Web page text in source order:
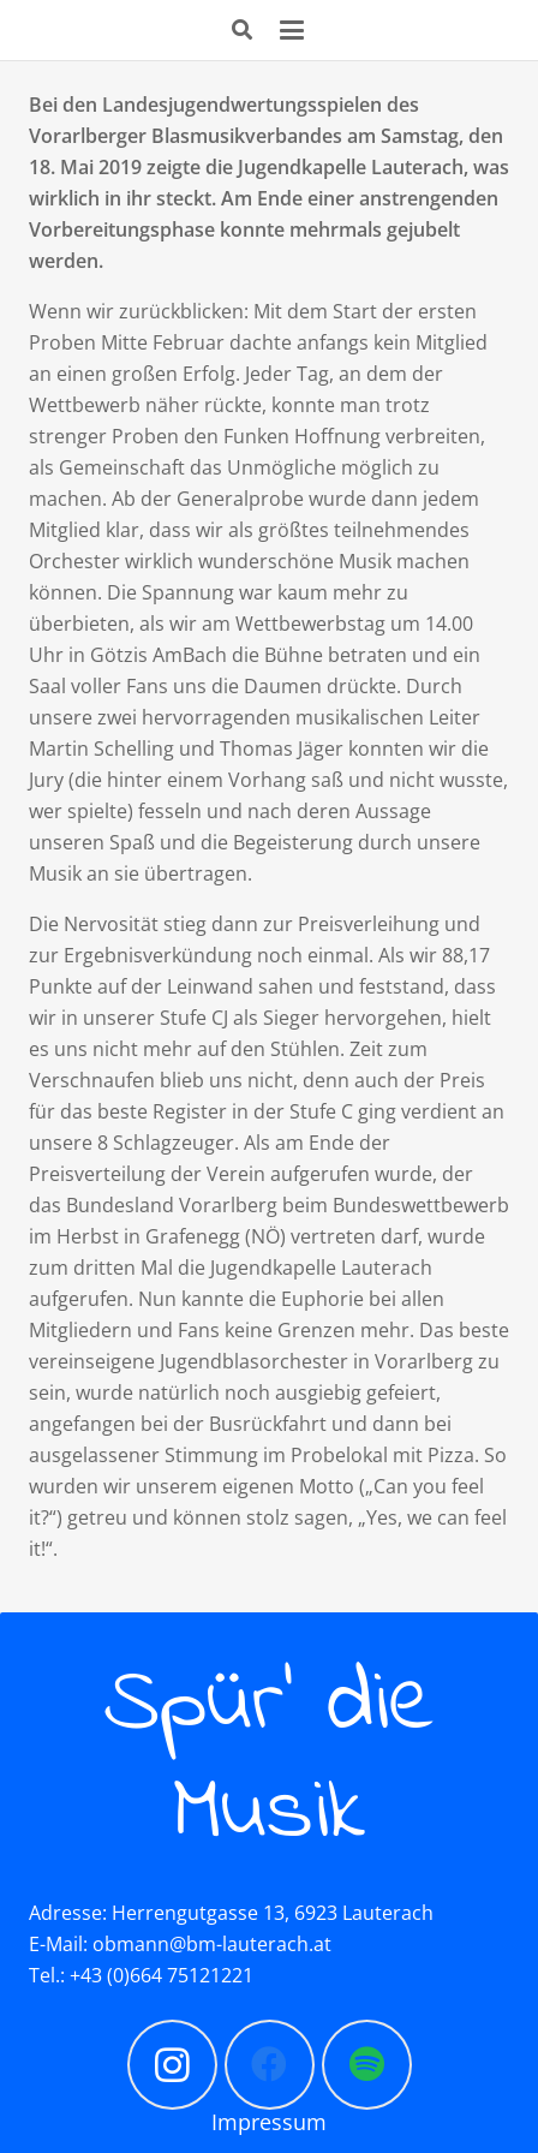
Bei den Landesjugendwertungsspielen des
Vorarlberger Blasmusikverbandes am Samstag, den
18. Mai 2019 zeigte die Jugendkapelle Lauterach, was
wirklich in ihr steckt. Am Ende einer anstrengenden
Vorbereitungsphase konnte mehrmals gejubelt
werden.
Wenn wir zurückblicken: Mit dem Start der ersten
Proben Mitte Februar dachte anfangs kein Mitglied
an einen großen Erfolg. Jeder Tag, an dem der
Wettbewerb näher rückte, konnte man trotz
strenger Proben den Funken Hoffnung verbreiten,
als Gemeinschaft das Unmögliche möglich zu
machen. Ab der Generalprobe wurde dann jedem
Mitglied klar, dass wir als größtes teilnehmendes
Orchester wirklich wunderschöne Musik machen
können. Die Spannung war kaum mehr zu
überbieten, als wir am Wettbewerbstag um 14.00
Uhr in Götzis AmBach die Bühne betraten und ein
Saal voller Fans uns die Daumen drückte. Durch
unsere zwei hervorragenden musikalischen Leiter
Martin Schelling und Thomas Jäger konnten wir die
Jury (die hinter einem Vorhang saß und nicht wusste,
wer spielte) fesseln und nach deren Aussage
unseren Spaß und die Begeisterung durch unsere
Musik an sie übertragen.
Die Nervosität stieg dann zur Preisverleihung und
zur Ergebnisverkündung noch einmal. Als wir 88,17
Punkte auf der Leinwand sahen und feststand, dass
wir in unserer Stufe CJ als Sieger hervorgehen, hielt
es uns nicht mehr auf den Stühlen. Zeit zum
Verschnaufen blieb uns nicht, denn auch der Preis
für das beste Register in der Stufe C ging verdient an
unsere 8 Schlagzeuger. Als am Ende der
Preisverteilung der Verein aufgerufen wurde, der
das Bundesland Vorarlberg beim Bundeswettbewerb
im Herbst in Grafenegg (NÖ) vertreten darf, wurde
zum dritten Mal die Jugendkapelle Lauterach
aufgerufen. Nun kannte die Euphorie bei allen
Mitgliedern und Fans keine Grenzen mehr. Das beste
vereinseigene Jugendblasorchester in Vorarlberg zu
sein, wurde natürlich noch ausgiebig gefeiert,
angefangen bei der Busrückfahrt und dann bei
ausgelassener Stimmung im Probelokal mit Pizza. So
wurden wir unserem eigenen Motto („Can you feel
it?“) getreu und können stolz sagen, „Yes, we can feel
it!“.
Spür’ die
Musik
Adresse: Herrengutgasse 13, 6923 Lauterach
E-Mail: obmann@bm-lauterach.at
Tel.: +43 (0)664 75121221
Impressum